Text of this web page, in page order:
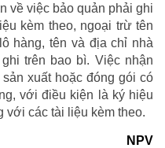
về việc bảo quản phải ghi
kèm theo, ngoại trừ tên
hàng, tên và địa chỉ nhà
trên bao bì. Việc nhận
xuất hoặc đóng gói có
với điều kiện là ký hiệu
với các tài liệu kèm theo.
NPV